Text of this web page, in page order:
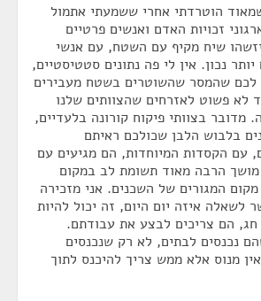
הוטרדתי אחרי ששמעתי אתמול
זכויות האדם ואנשים פרטיים
שיח מקיף עם השטח, עם אנשי
נכון. אין לי פה נתונים סטטיסטיים,
לכם שהמסר שהשוטרים בשטח מעבירים
לא פשוט לאזרחים שהצוותים שלנו
מדובר בצוותי פיקוח קורונה בלעדיים,
בלבוש הלבן שכולכם ראיתם
עם הקסדות המיוחדות, הם מגיעים עם
הרבה מאוד תשומת לב במקום
המגורים של השכנים. אני מזכירה
לשאלה איזה יום היום, זה יכול להיות
חג, הם צריכים לבצע את עבודתם.
נכנסים לבתים, לא רק שנכנסים
מנוס אלא ממש צריך להיכנס לתוך